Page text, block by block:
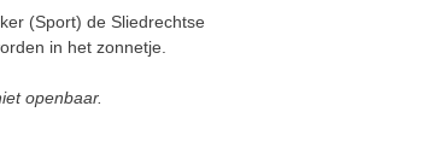
(Sport) de Sliedrechtse
in het zonnetje.
openbaar.